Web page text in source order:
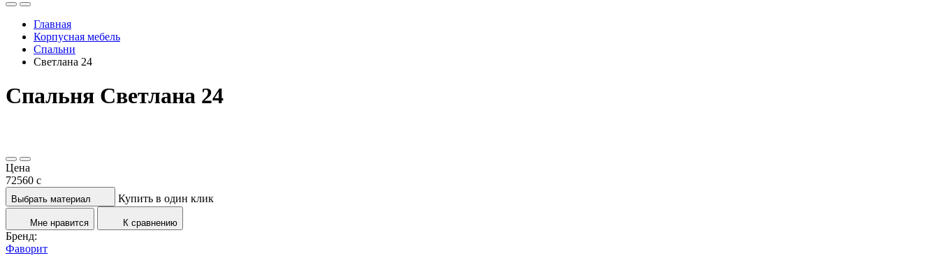
Главная
Корпусная мебель
Спальни
Светлана 24
Спальня Светлана 24
Цена
72560 c
Выбрать материал Купить в один клик
Мне нравится К сравнению
Бренд:
Фаворит